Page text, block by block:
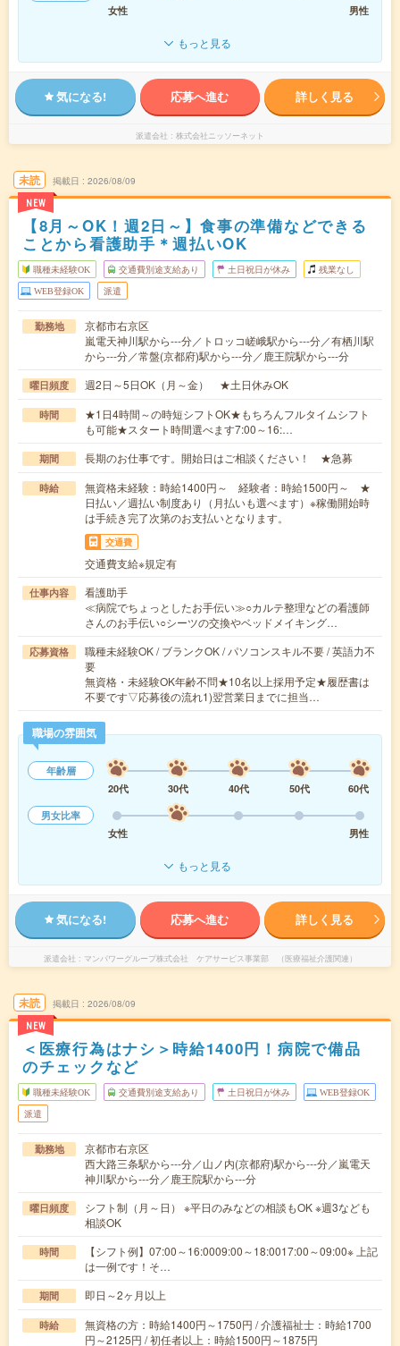
女性
男性
もっと見る
気になる! 応募へ進む 詳しく見る
派遣会社 株式会社ニッソーネット
未読
NEW
掲載日 2026/08/09
【8月～OK！週2日～】食事の準備などできる
ことから看護助手＊週払いOK
職種未経験OK 交通費別途支給あり 土日祝日が休み 残業なし
WEB登録OK 派遣
勤務地
京都市右京区
嵐電天神川駅から---分／トロッコ嵯峨駅から---分／有栖川駅
から---分／常盤(京都府)駅から---分／鹿王院駅から---分
曜日頻度 週2日～5日OK（月～金） ★土日休みOK
時間
★1日4時間～の時短シフトOK★もちろんフルタイムシフト
も可能★スタート時間選べます7:00～16:…
期間 長期のお仕事です。開始日はご相談ください！ ★急募
時給
無資格未経験：時給1400円～ 経験者：時給1500円～ ★
日払い／週払い制度あり（月払いも選べます）※稼働開始時
は手続き完了次第のお支払いとなります。
交通費
交通費支給※規定有
仕事内容
看護助手
≪病院でちょっとしたお手伝い≫○カルテ整理などの看護師
さんのお手伝い○シーツの交換やベッドメイキング…
応募資格
職種未経験OK / ブランクOK / パソコンスキル不要 / 英語力不
要
無資格・未経験OK年齢不問★10名以上採用予定★履歴書は
不要です▽応募後の流れ1)翌営業日までに担当…
職場の雰囲気
年齢層
20代
30代 40代 50代
60代
男女比率
女性
男性
もっと見る
気になる! 応募へ進む 詳しく見る
派遣会社 マンパワーグループ株式会社 ケアサービス事業部 （医療福祉介護関連）
未読
NEW
掲載日 2026/08/09
＜医療行為はナシ＞時給1400円！病院で備品
のチェックなど
職種未経験OK 交通費別途支給あり 土日祝日が休み WEB登録OK
派遣
勤務地
京都市右京区
西大路三条駅から---分／山ノ内(京都府)駅から---分／嵐電天
神川駅から---分／鹿王院駅から---分
曜日頻度
シフト制（月～日） ※平日のみなどの相談もOK ※週3なども
相談OK
時間
【シフト例】07:00～16:0009:00～18:0017:00～09:00※ 上記
は一例です！そ…
期間 即日～2ヶ月以上
時給
無資格の方：時給1400円～1750円 / 介護福祉士：時給1700
円～2125円 / 初任者以上：時給1500円～1875円